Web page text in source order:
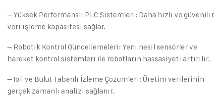
– Yüksek Performanslı PLC Sistemleri: Daha hızlı ve güvenilir
veri işleme kapasitesi sağlar.
– Robotik Kontrol Güncellemeleri: Yeni nesil sensörler ve
hareket kontrol sistemleri ile robotların hassasiyeti artırılır.
– IoT ve Bulut Tabanlı İzleme Çözümleri: Üretim verilerinin
gerçek zamanlı analizi sağlanır.